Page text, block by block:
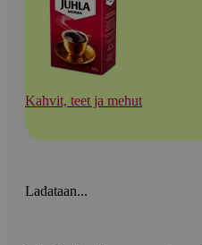
Kahvit, teet ja mehut
Ladataan...